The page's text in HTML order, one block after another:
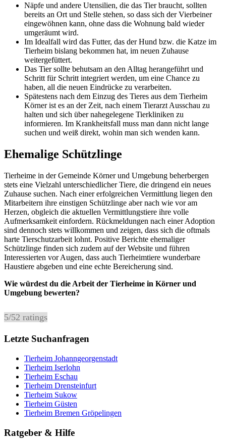
Näpfe und andere Utensilien, die das Tier braucht, sollten
bereits an Ort und Stelle stehen, so dass sich der Vierbeiner
eingewöhnen kann, ohne dass die Wohnung bald wieder
umgeräumt wird.
Im Idealfall wird das Futter, das der Hund bzw. die Katze im
Tierheim bislang bekommen hat, im neuen Zuhause
weitergefüttert.
Das Tier sollte behutsam an den Alltag herangeführt und
Schritt für Schritt integriert werden, um eine Chance zu
haben, all die neuen Eindrücke zu verarbeiten.
Spätestens nach dem Einzug des Tieres aus dem Tierheim
Körner ist es an der Zeit, nach einem Tierarzt Ausschau zu
halten und sich über nahegelegene Tierkliniken zu
informieren. Im Krankheitsfall muss man dann nicht lange
suchen und weiß direkt, wohin man sich wenden kann.
Ehemalige Schützlinge
Tierheime in der Gemeinde Körner und Umgebung beherbergen
stets eine Vielzahl unterschiedlicher Tiere, die dringend ein neues
Zuhause suchen. Nach einer erfolgreichen Vermittlung liegen den
Mitarbeitern ihre einstigen Schützlinge aber nach wie vor am
Herzen, obgleich die aktuellen Vermittlungstiere ihre volle
Aufmerksamkeit einfordern. Rückmeldungen nach einer Adoption
sind dennoch stets willkommen und zeigen, dass sich die oftmals
harte Tierschutzarbeit lohnt. Positive Berichte ehemaliger
Schützlinge finden sich zudem auf der Website und führen
Interessierten vor Augen, dass auch Tierheimtiere wunderbare
Haustiere abgeben und eine echte Bereicherung sind.
Wie würdest du die Arbeit der Tierheime in Körner und
Umgebung bewerten?
5/52 ratings
Letzte Suchanfragen
Tierheim Johanngeorgenstadt
Tierheim Iserlohn
Tierheim Eschau
Tierheim Drensteinfurt
Tierheim Sukow
Tierheim Güsten
Tierheim Bremen Gröpelingen
Ratgeber & Hilfe